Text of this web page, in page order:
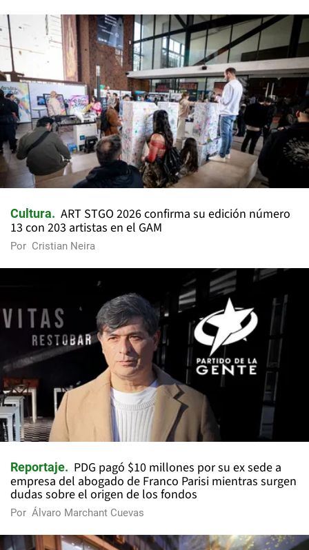
Cultura
ART STGO 2026 confirma su edición número
13 con 203 artistas en el GAM
Por Cristian Neira
Reportaje
PDG pagó $10 millones por su ex sede a
empresa del abogado de Franco Parisi mientras surgen
dudas sobre el origen de los fondos
Por Álvaro Marchant Cuevas